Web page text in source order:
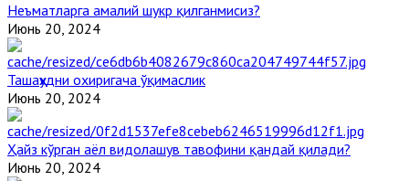
Неъматларга амалий шукр қилганмисиз?
Июнь 20, 2024
Ташаҳҳудни охиригача ўқимаслик
Июнь 20, 2024
Ҳайз кўрган аёл видолашув тавофини қандай қилади?
Июнь 20, 2024